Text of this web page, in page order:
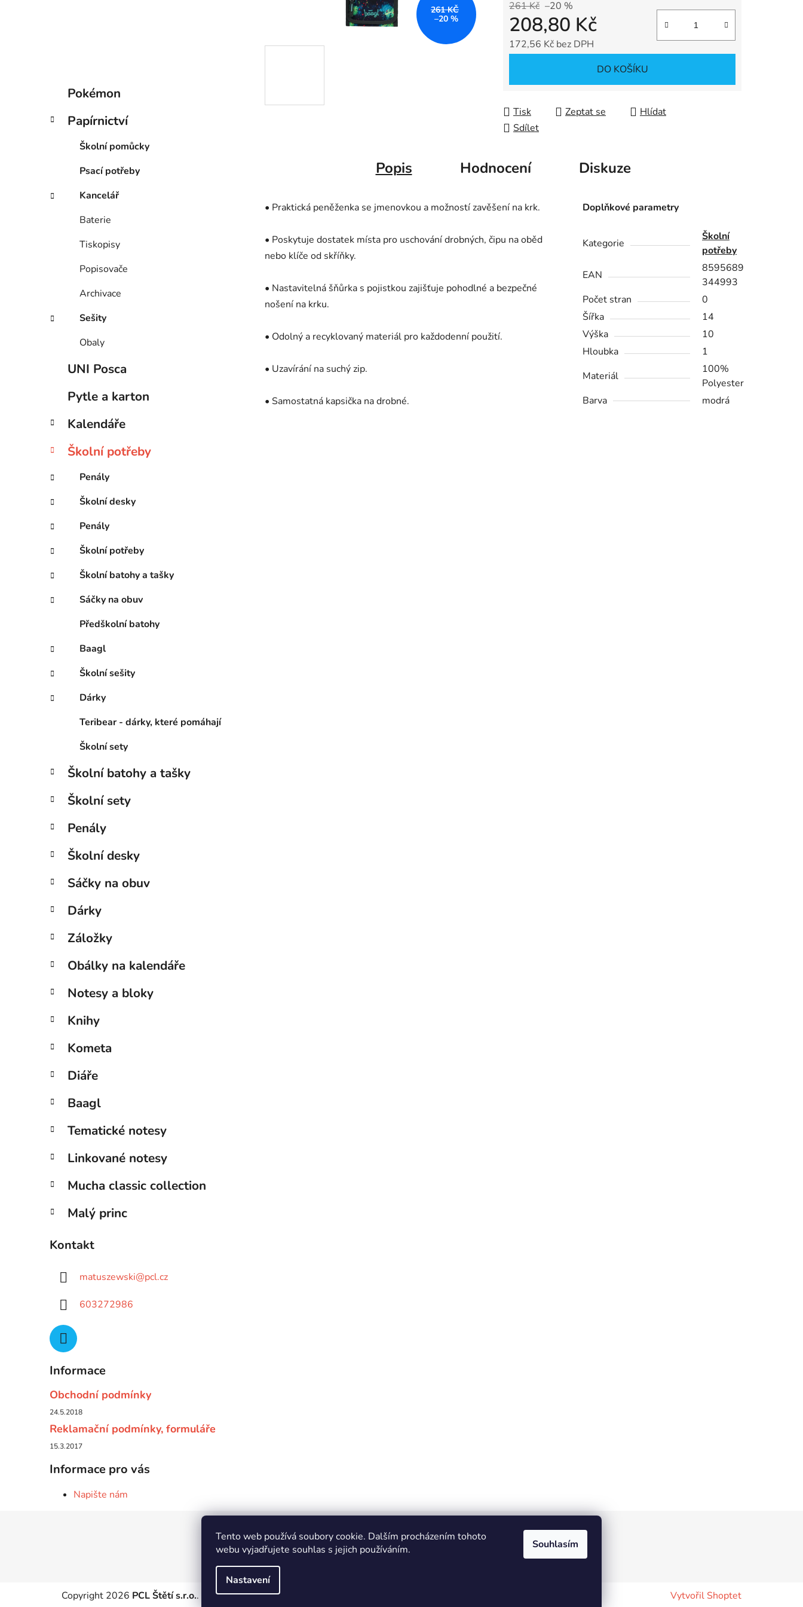
Tento web používá soubory cookie. Dalším procházením tohoto
webu vyjadřujete souhlas s jejich používáním.
Nastavení
Souhlasím
Přeskočit
kategorie
e
e
Pokémon
Papírnictví
Školní pomůcky
Psací potřeby
Kancelář
Baterie
Tiskopisy
Popisovače
Archivace
Sešity
Obaly
UNI Posca
Pytle a karton
Kalendáře
Školní potřeby
Penály
Školní desky
Penály
Školní potřeby
Školní batohy a tašky
Sáčky na obuv
Předškolní batohy
Baagl
Školní sešity
Dárky
Teribear - dárky, které pomáhají
Školní sety
Školní batohy a tašky
Školní sety
Penály
Školní desky
Sáčky na obuv
Dárky
Záložky
Obálky na kalendáře
Notesy a bloky
Knihy
Kometa
Diáře
Baagl
Tematické notesy
Linkované notesy
Mucha classic collection
Malý princ
Kontakt
matuszewski@pcl.cz
603272986
Informace
Obchodní podmínky
24.5.2018
Reklamační podmínky, formuláře
15.3.2017
Informace pro vás
Napište nám
hvězdiček.
261 Kč –20 %
208,80 Kč
172,56 Kč bez DPH
DO KOŠÍKU
Tisk Zeptat se
Hlídat
Sdílet
261 KČ
–20 %
Popis Hodnocení Diskuze
• Praktická peněženka se jmenovkou a možností zavěšení na krk.
• Poskytuje dostatek místa pro uschování drobných, čipu na oběd
nebo klíče od skříňky.
• Nastavitelná šňůrka s pojistkou zajišťuje pohodlné a bezpečné
nošení na krku.
• Odolný a recyklovaný materiál pro každodenní použití.
• Uzavírání na suchý zip.
• Samostatná kapsička na drobné.
Doplňkové parametry
Kategorie
Školní
potřeby
EAN
8595689
344993
Počet stran
0
Šířka
14
Výška
10
Hloubka
1
Materiál
100%
Polyester
Barva
modrá
IT e-shop
Vytvořil Shoptet
Copyright 2026 PCL Štětí s.r.o.. Všechna práva vyhrazena.